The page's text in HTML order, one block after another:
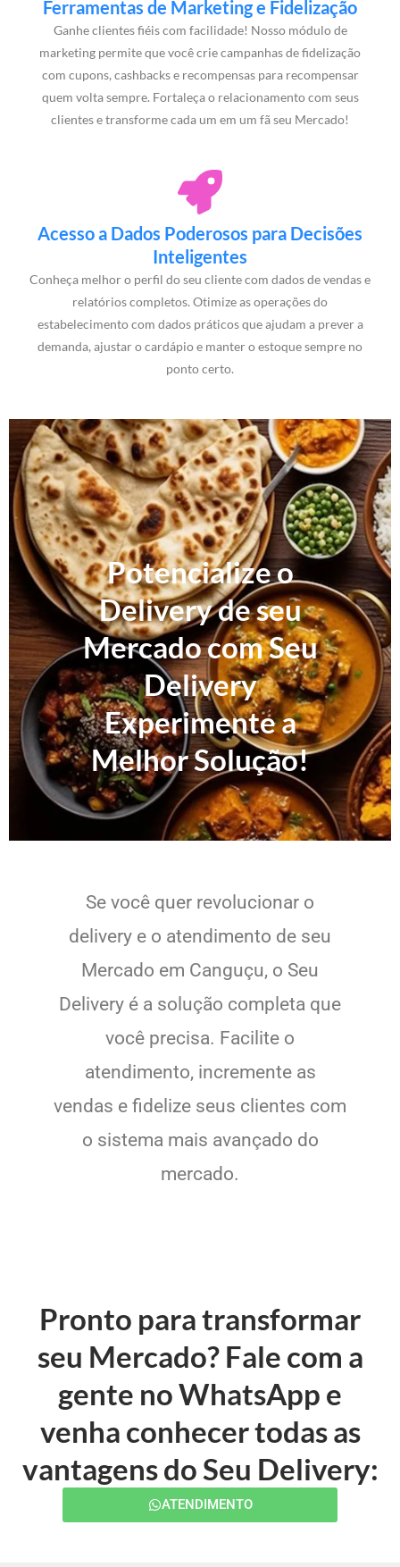
Ferramentas de Marketing e Fidelização
Ganhe clientes fiéis com facilidade! Nosso módulo de
marketing permite que você crie campanhas de fidelização
com cupons, cashbacks e recompensas para recompensar
quem volta sempre. Fortaleça o relacionamento com seus
clientes e transforme cada um em um fã seu Mercado!
Acesso a Dados Poderosos para Decisões
Inteligentes
Conheça melhor o perfil do seu cliente com dados de vendas e
relatórios completos. Otimize as operações do
estabelecimento com dados práticos que ajudam a prever a
demanda, ajustar o cardápio e manter o estoque sempre no
ponto certo.
Potencialize o
Delivery de seu
Mercado com Seu
Delivery
Experimente a
Melhor Solução!
Se você quer revolucionar o
delivery e o atendimento de seu
Mercado em Canguçu, o Seu
Delivery é a solução completa que
você precisa. Facilite o
atendimento, incremente as
vendas e fidelize seus clientes com
o sistema mais avançado do
mercado.
Pronto para transformar
seu Mercado? Fale com a
gente no WhatsApp e
venha conhecer todas as
vantagens do Seu Delivery:
ATENDIMENTO